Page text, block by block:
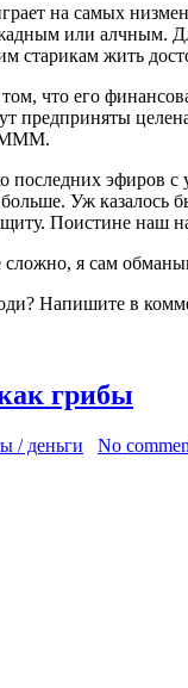
на самых
или алчным.
старикам жить
что его
предприняты
МММ.
последних эфиров
Уж
Поистине наш
сложно, я сам
Напишите в
грибы
/ деньги No